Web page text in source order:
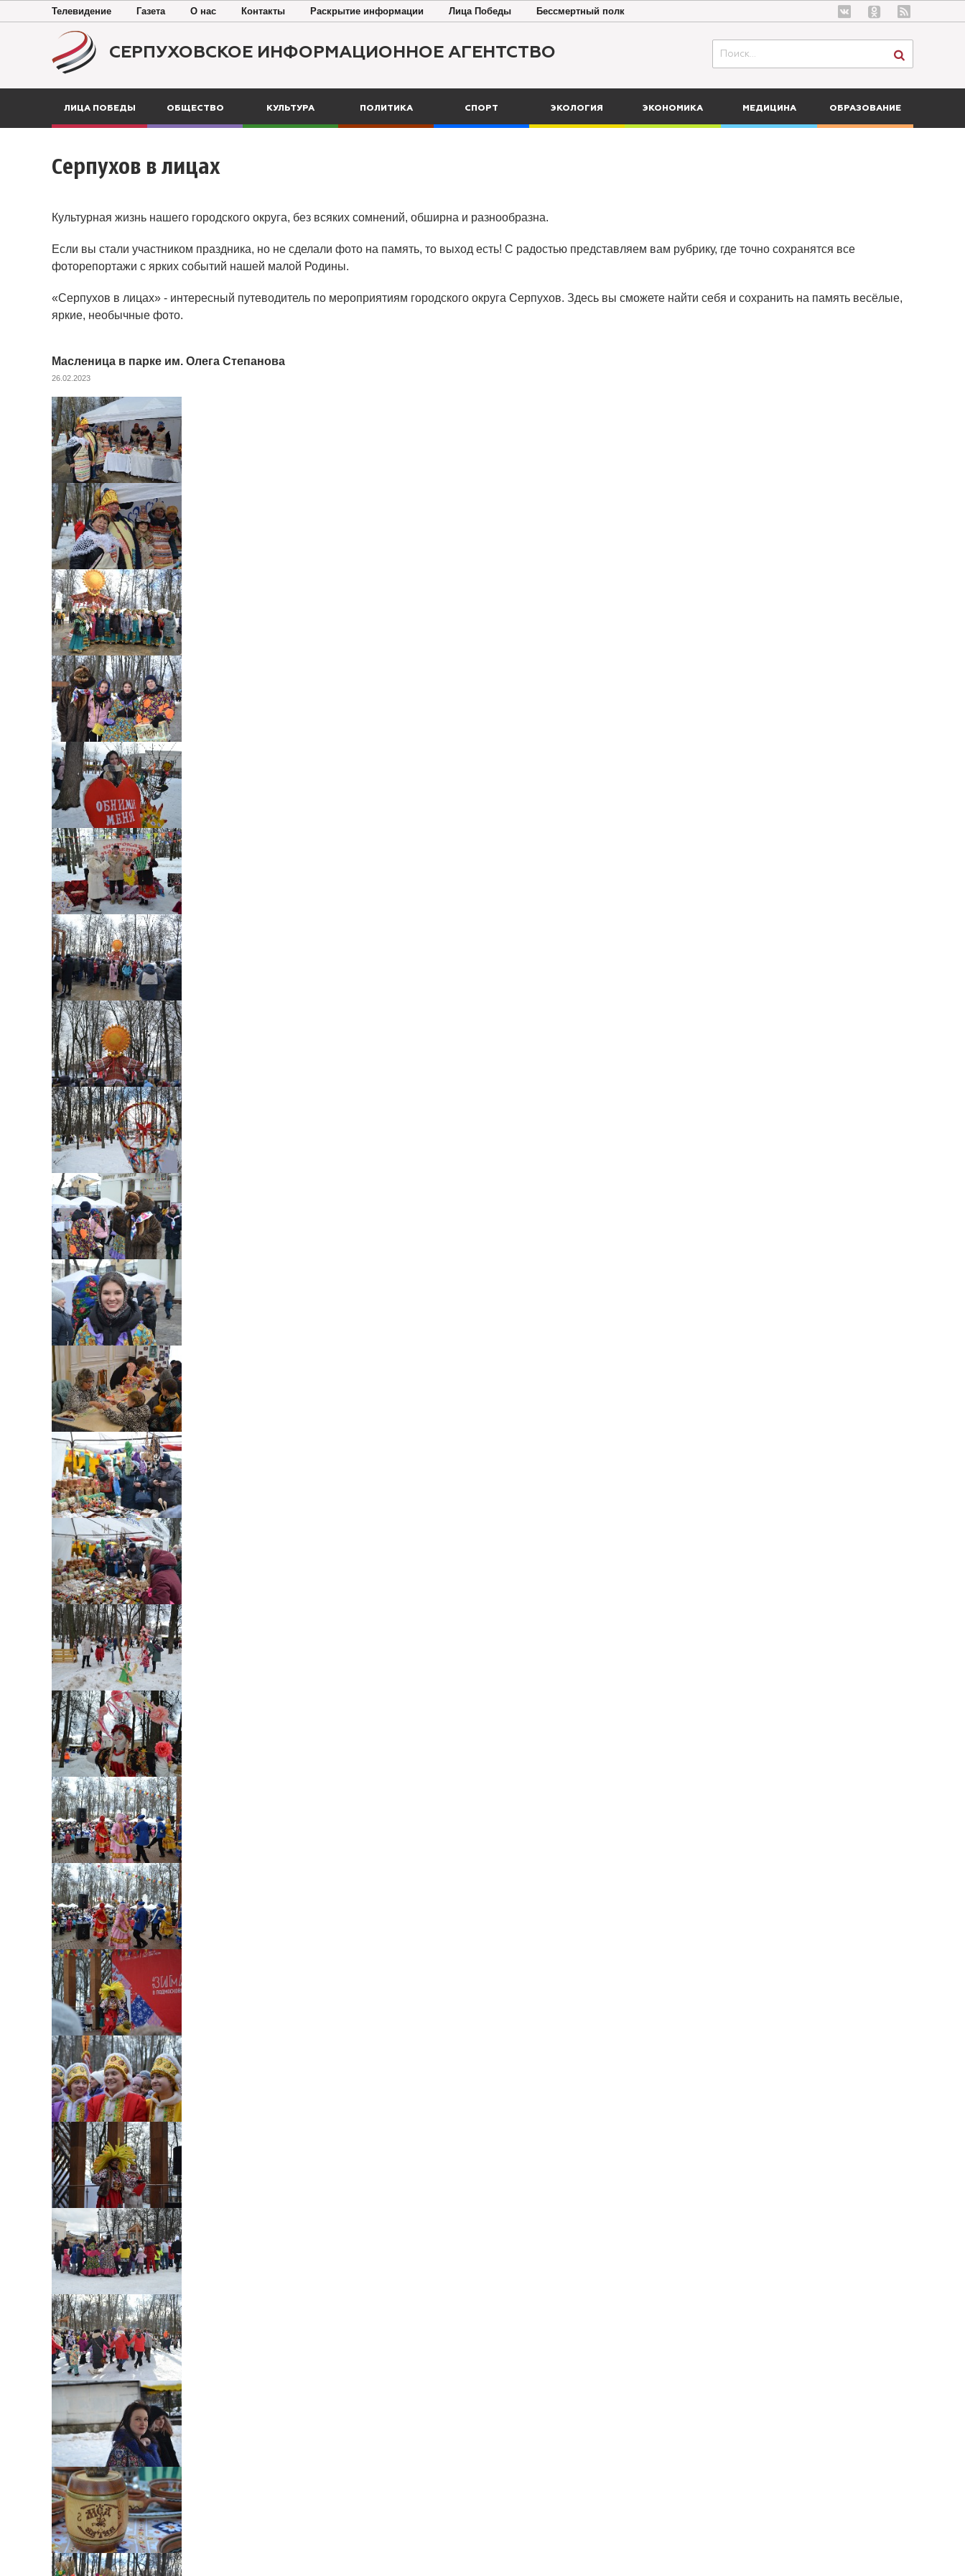
Телевидение Газета О нас Контакты Раскрытие информации Лица Победы Бессмертный полк
СЕРПУХОВСКОЕ ИНФОРМАЦИОННОЕ АГЕНТСТВО
ЛИЦА ПОБЕДЫ ОБЩЕСТВО КУЛЬТУРА ПОЛИТИКА СПОРТ ЭКОЛОГИЯ ЭКОНОМИКА МЕДИЦИНА ОБРАЗОВАНИЕ
Серпухов в лицах
Культурная жизнь нашего городского округа, без всяких сомнений, обширна и разнообразна.
Если вы стали участником праздника, но не сделали фото на память, то выход есть! С радостью представляем вам рубрику, где точно сохранятся все
фоторепортажи с ярких событий нашей малой Родины.
«Серпухов в лицах» - интересный путеводитель по мероприятиям городского округа Серпухов. Здесь вы сможете найти себя и сохранить на память весёлые,
яркие, необычные фото.
Масленица в парке им. Олега Степанова
26.02.2023